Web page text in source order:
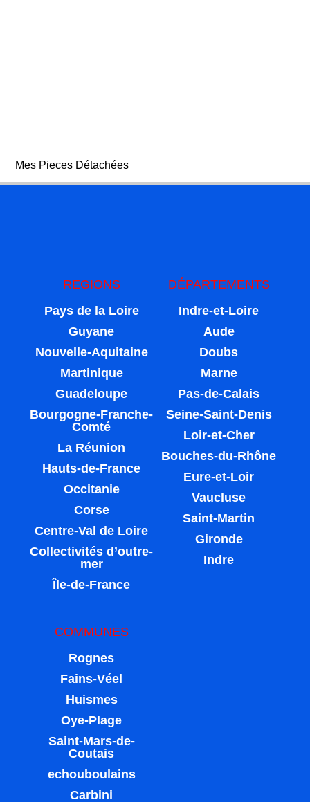
Mes Pieces Détachées
REGIONS
Pays de la Loire
Guyane
Nouvelle-Aquitaine
Martinique
Guadeloupe
Bourgogne-Franche-
Comté
La Réunion
Hauts-de-France
Occitanie
Corse
Centre-Val de Loire
Collectivités d’outre-
mer
Île-de-France
DÉPARTEMENTS
Indre-et-Loire
Aude
Doubs
Marne
Pas-de-Calais
Seine-Saint-Denis
Loir-et-Cher
Bouches-du-Rhône
Eure-et-Loir
Vaucluse
Saint-Martin
Gironde
Indre
COMMUNES
Rognes
Fains-Véel
Huismes
Oye-Plage
Saint-Mars-de-
Coutais
echouboulains
Carbini